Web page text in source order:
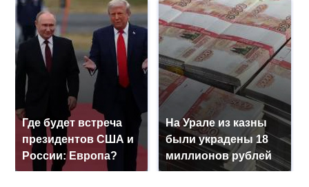
Где будет встреча
президентов США и
России: Европа?
На Урале из казны
были украдены 18
миллионов рублей